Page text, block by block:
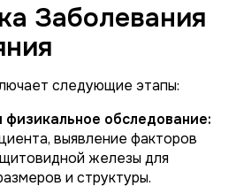
Заболевания
следующие этапы:
обследование:
выявление факторов
железы для
и структуры.